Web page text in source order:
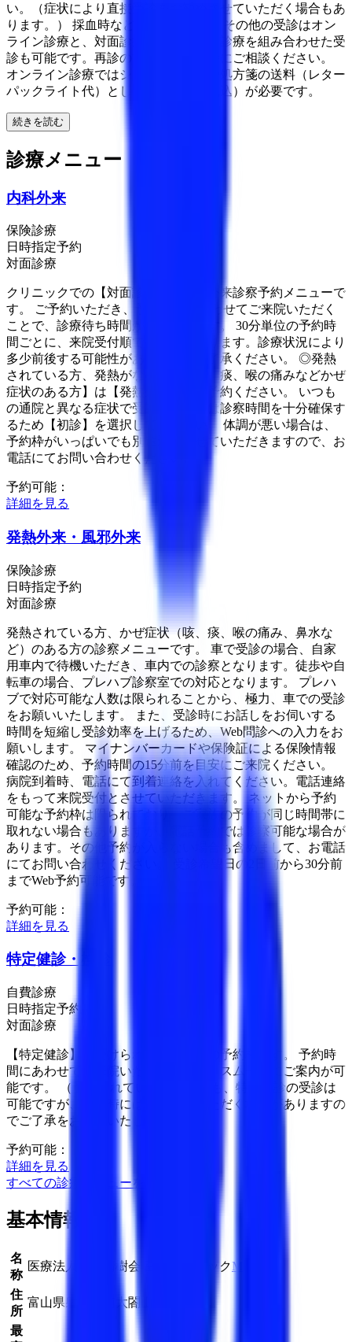
い。（症状により直接受診をお勧めさせていただく場合もあ
ります。） 採血時などのみ対面診療、その他の受診はオン
ライン診療と、対面診療とオンライン診療を組み合わせた受
診も可能です。再診の方は対面診察時にご相談ください。
オンライン診療ではシステム利用料や処方箋の送料（レター
パックライト代）として1回550円（税込）が必要です。
続きを読む
診療メニュー
内科外来
保険診療
日時指定予約
対面診療
クリニックでの【対面診療】による外来診察予約メニューで
す。 ご予約いただき、予約時間に合わせてご来院いただく
ことで、診療待ち時間が短縮可能です。 30分単位の予約時
間ごとに、来院受付順での診察となります。診療状況により
多少前後する可能性があります。ご了承ください。 ◎発熱
されている方、発熱がなくても【咳、痰、喉の痛みなどかぜ
症状のある方】は【発熱外来】をご予約ください。 いつも
の通院と異なる症状で受診する場合は診察時間を十分確保す
るため【初診】を選択してください。 体調が悪い場合は、
予約枠がいっぱいでも別途対応させていただきますので、お
電話にてお問い合わせください。
予約可能：
詳細を見る
発熱外来・風邪外来
保険診療
日時指定予約
対面診療
発熱されている方、かぜ症状（咳、痰、喉の痛み、鼻水な
ど）のある方の診察メニューです。 車で受診の場合、自家
用車内で待機いただき、車内での診察となります。徒歩や自
転車の場合、プレハブ診察室での対応となります。 プレハ
ブで対応可能な人数は限られることから、極力、車での受診
をお願いいたします。 また、受診時にお話しをお伺いする
時間を短縮し受診効率を上げるため、Web問診への入力をお
願いします。 マイナンバーカードや保険証による保険情報
確認のため、予約時間の15分前を目安にご来院ください。
病院到着時、電話にて到着連絡を入れてください。電話連絡
をもって来院受付とさせていただきます。 ネットから予約
可能な予約枠は限られており、ご家族の予約が同じ時間帯に
取れない場合もありますが、電話予約では診察可能な場合が
あります。その他予約が入らない場合も含めまして、お電話
にてお問い合わせください。 受診希望日の2日前から30分前
までWeb予約可能です。
予約可能：
詳細を見る
特定健診・検診
自費診療
日時指定予約
対面診療
【特定健診】を受けられる方のための予約枠です。 予約時
間にあわせてご来院いただくことで、スムーズにご案内が可
能です。 （予約されていない場合でも、特定健診の受診は
可能ですが、混雑時にはお時間をいただく場合がありますの
でご了承をお願いいたします）
予約可能：
詳細を見る
すべての診療メニューを見る
基本情報
名
称
医療法人社団清樹会 富川クリニックMAP
住
所
富山県射水市南太閤山3-1-15
最